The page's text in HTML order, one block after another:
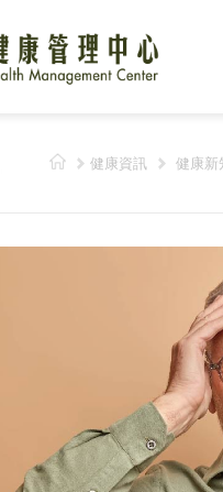
健康資訊 健康新